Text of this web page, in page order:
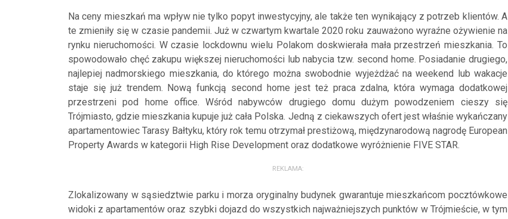
Na ceny mieszkań ma wpływ nie tylko popyt inwestycyjny, ale także ten wynikający z potrzeb klientów. A
te zmieniły się w czasie pandemii. Już w czwartym kwartale 2020 roku zauważono wyraźne ożywienie na
rynku nieruchomości. W czasie lockdownu wielu Polakom doskwierała mała przestrzeń mieszkania. To
spowodowało chęć zakupu większej nieruchomości lub nabycia tzw. second home. Posiadanie drugiego,
najlepiej nadmorskiego mieszkania, do którego można swobodnie wyjeżdżać na weekend lub wakacje
staje się już trendem. Nową funkcją second home jest też praca zdalna, która wymaga dodatkowej
przestrzeni pod home office. Wśród nabywców drugiego domu dużym powodzeniem cieszy się
Trójmiasto, gdzie mieszkania kupuje już cała Polska. Jedną z ciekawszych ofert jest właśnie wykańczany
apartamentowiec Tarasy Bałtyku, który rok temu otrzymał prestiżową, międzynarodową nagrodę European
Property Awards w kategorii High Rise Development oraz dodatkowe wyróżnienie FIVE STAR.
REKLAMA:
Zlokalizowany w sąsiedztwie parku i morza oryginalny budynek gwarantuje mieszkańcom pocztówkowe
widoki z apartamentów oraz szybki dojazd do wszystkich najważniejszych punktów w Trójmieście, w tym